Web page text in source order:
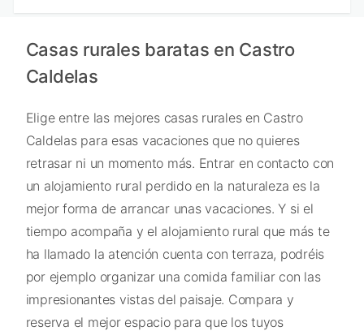
Casas rurales baratas en Castro
Caldelas
Elige entre las mejores casas rurales en Castro
Caldelas para esas vacaciones que no quieres
retrasar ni un momento más. Entrar en contacto con
un alojamiento rural perdido en la naturaleza es la
mejor forma de arrancar unas vacaciones. Y si el
tiempo acompaña y el alojamiento rural que más te
ha llamado la atención cuenta con terraza, podréis
por ejemplo organizar una comida familiar con las
impresionantes vistas del paisaje. Compara y
reserva el mejor espacio para que los tuyos